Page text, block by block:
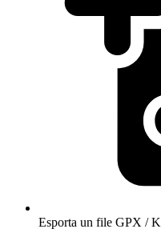
Esporta un file GPX /